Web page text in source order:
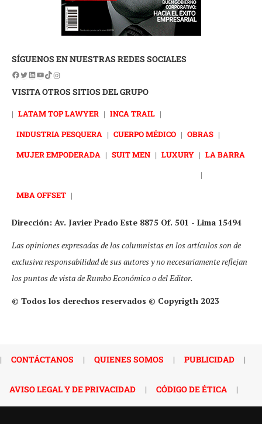
SÍGUENOS EN NUESTRAS REDES SOCIALES
VISITA OTROS SITIOS DEL GRUPO
| LATAM TOP LAWYER | INCA TRAIL |
INDUSTRIA PESQUERA | CUERPO MÉDICO | OBRAS |
MUJER EMPODERADA | SUIT MEN | LUXURY | LA BARRA
|
MBA OFFSET |
Dirección: Av. Javier Prado Este 8875 Of. 501 - Lima 15494
Las opiniones expresadas de los columnistas en los artículos son de
exclusiva responsabilidad de sus autores y no necesariamente reflejan
los puntos de vista de Rumbo Económico o del Editor.
© Todos los derechos reservados © Copyrigth 2023
| CONTÁCTANOS | QUIENES SOMOS | PUBLICIDAD |
AVISO LEGAL Y DE PRIVACIDAD | CÓDIGO DE ÉTICA |